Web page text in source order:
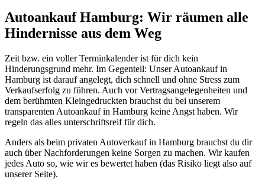
Autoankauf Hamburg: Wir räumen alle
Hindernisse aus dem Weg
Zeit bzw. ein voller Terminkalender ist für dich kein
Hinderungsgrund mehr. Im Gegenteil: Unser Autoankauf in
Hamburg ist darauf angelegt, dich schnell und ohne Stress zum
Verkaufserfolg zu führen. Auch vor Vertragsangelegenheiten und
dem berühmten Kleingedruckten brauchst du bei unserem
transparenten Autoankauf in Hamburg keine Angst haben. Wir
regeln das alles unterschriftsreif für dich.
Anders als beim privaten Autoverkauf in Hamburg brauchst du dir
auch über Nachforderungen keine Sorgen zu machen. Wir kaufen
jedes Auto so, wie wir es bewertet haben (das Risiko liegt also auf
unserer Seite).